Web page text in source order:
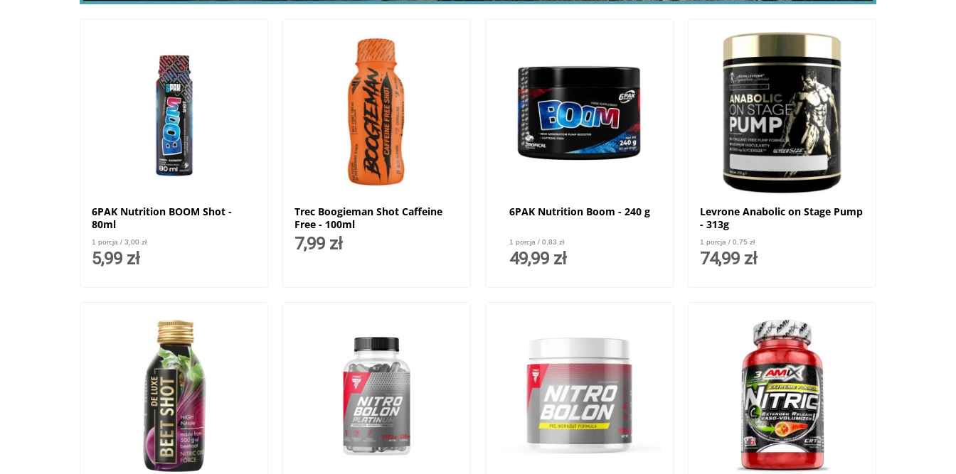
6PAK Nutrition BOOM Shot -
80ml
1 porcja / 3,00 zł
5,99 zł
Trec Boogieman Shot Caffeine
Free - 100ml
7,99 zł
6PAK Nutrition Boom - 240 g
1 porcja / 0,83 zł
49,99 zł
Levrone Anabolic on Stage Pump
- 313g
1 porcja / 0,75 zł
74,99 zł